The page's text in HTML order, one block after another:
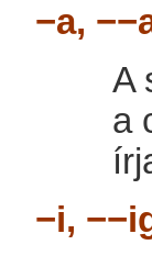
−a,
A
a
−i,